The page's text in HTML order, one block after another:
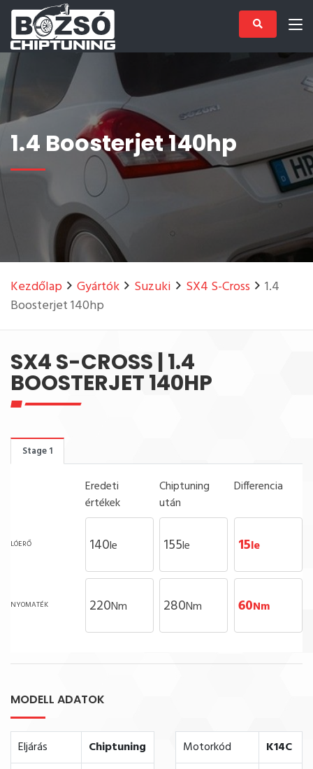
1.4 Boosterjet 140hp
Kezdőlap Gyártók Suzuki SX4 S-Cross
1.4
Boosterjet 140hp
SX4 S-CROSS | 1.4
BOOSTERJET 140HP
Stage 1
Eredeti
értékek
Chiptuning
után
Differencia
LÓERŐ 140le 155le 15le
NYOMATÉK 220Nm 280Nm 60Nm
MODELL ADATOK
Eljárás
Chiptuning
Motorkód
K14C